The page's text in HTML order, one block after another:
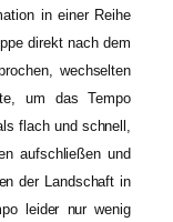
in einer Reihe
direkt nach dem
wechselten
um das Tempo
flach und schnell,
aufschließen und
der Landschaft in
leider nur wenig